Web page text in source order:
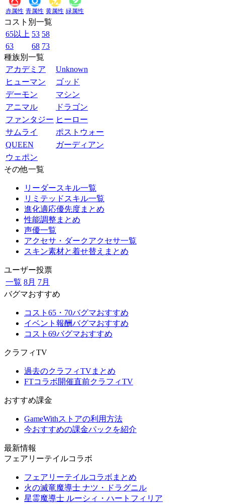
赤属性 青属性 黄属性 緑属性
コスト別一覧
65以上 53 58
63
68 73
種族別一覧
アカデミア
Unknown
ヒューマン
ゴッド
デーモン
マシン
アニマル
ドラゴン
ファンタジー ヒーロー
サムライ
ポストウォー
QUEEN
ガーディアン
ウェポン
その他一覧
リーダースキル一覧
リミテッドスキル一覧
進化適応優先度まとめ
性能調整まとめ
声優一覧
アクセサ・ダークアクセサ一覧
スキン素材と着せ替えまとめ
ユーザー投票
一覧 8月 7月
バグマおすすめ
コスト65・70バグマおすすめ
イベント報酬バグマおすすめ
コスト69バグマおすすめ
クラフィTV
過去のクラフィTVまとめ
FTコラボ開催直前クラフィTV
おすすめ課金
GameWithストアの利用方法
今おすすめの課金パックを紹介
最新情報
フェアリーテイルコラボ
フェアリーテイルコラボまとめ
火の滅竜魔導士 ナツ・ドラグニル
星霊魔導士 ルーシィ・ハートフィリア